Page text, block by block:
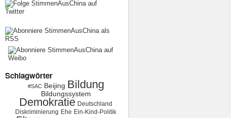
Schlagwörter
#SAC Beijing Bildung
Bildungssystem
Demokratie Deutschland
Diskriminierung Ehe Ein-Kind-Politik